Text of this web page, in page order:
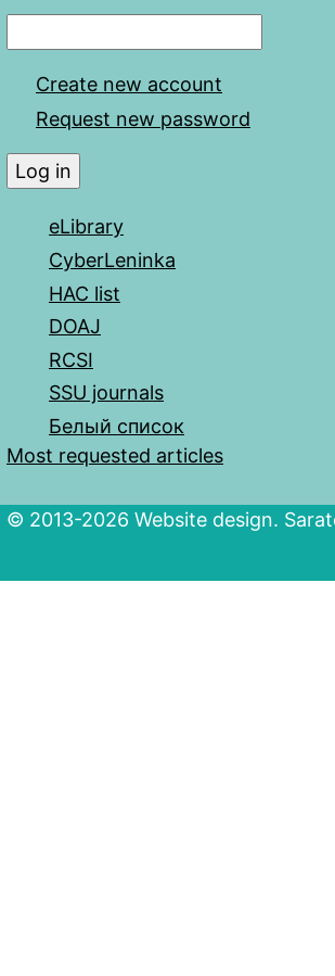
Create new account
Request new password
eLibrary
CyberLeninka
HAC list
DOAJ
RCSI
SSU journals
Белый список
Most requested articles
© 2013-2026 Website design.